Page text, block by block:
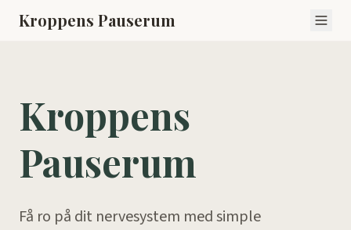
Kroppens Pauserum
Kroppens
Pauserum
Få ro på dit nervesystem med simple